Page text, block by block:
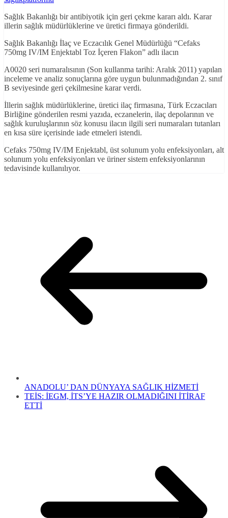
Sağlık Bakanlığı bir antibiyotik için geri çekme kararı aldı. Karar
illerin sağlık müdürlüklerine ve üretici firmaya gönderildi.
Sağlık Bakanlığı İlaç ve Eczacılık Genel Müdürlüğü “Cefaks
750mg IV/IM Enjektabl Toz İçeren Flakon” adlı ilacın
A0020 seri numaralısının (Son kullanma tarihi: Aralık 2011) yapılan
inceleme ve analiz sonuçlarına göre uygun bulunmadığından 2. sınıf
B seviyesinde geri çekilmesine karar verdi.
İllerin sağlık müdürlüklerine, üretici ilaç firmasına, Türk Eczacıları
Birliğine gönderilen resmi yazıda, eczanelerin, ilaç depolarının ve
sağlık kuruluşlarının söz konusu ilacın ilgili seri numaraları tutanları
en kısa süre içerisinde iade etmeleri istendi.
Cefaks 750mg IV/IM Enjektabl, üst solunum yolu enfeksiyonları, alt
solunum yolu enfeksiyonları ve üriner sistem enfeksiyonlarının
tedavisinde kullanılıyor.
ANADOLU’ DAN DÜNYAYA SAĞLIK HİZMETİ
TEİS: İEGM, İTS’YE HAZIR OLMADIĞINI İTİRAF
ETTİ